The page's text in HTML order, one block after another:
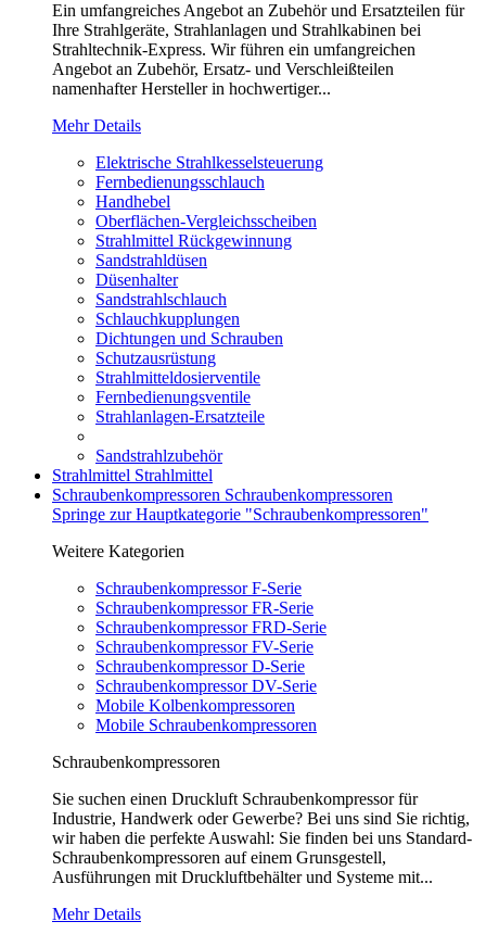
Ein umfangreiches Angebot an Zubehör und Ersatzteilen für
Ihre Strahlgeräte, Strahlanlagen und Strahlkabinen bei
Strahltechnik-Express. Wir führen ein umfangreichen
Angebot an Zubehör, Ersatz- und Verschleißteilen
namenhafter Hersteller in hochwertiger...
Mehr Details
Elektrische Strahlkesselsteuerung
Fernbedienungsschlauch
Handhebel
Oberflächen-Vergleichsscheiben
Strahlmittel Rückgewinnung
Sandstrahldüsen
Düsenhalter
Sandstrahlschlauch
Schlauchkupplungen
Dichtungen und Schrauben
Schutzausrüstung
Strahlmitteldosierventile
Fernbedienungsventile
Strahlanlagen-Ersatzteile
Sandstrahlzubehör
Strahlmittel Strahlmittel
Schraubenkompressoren Schraubenkompressoren
Springe zur Hauptkategorie "Schraubenkompressoren"
Weitere Kategorien
Schraubenkompressor F-Serie
Schraubenkompressor FR-Serie
Schraubenkompressor FRD-Serie
Schraubenkompressor FV-Serie
Schraubenkompressor D-Serie
Schraubenkompressor DV-Serie
Mobile Kolbenkompressoren
Mobile Schraubenkompressoren
Schraubenkompressoren
Sie suchen einen Druckluft Schraubenkompressor für
Industrie, Handwerk oder Gewerbe? Bei uns sind Sie richtig,
wir haben die perfekte Auswahl: Sie finden bei uns Standard-
Schraubenkompressoren auf einem Grunsgestell,
Ausführungen mit Druckluftbehälter und Systeme mit...
Mehr Details